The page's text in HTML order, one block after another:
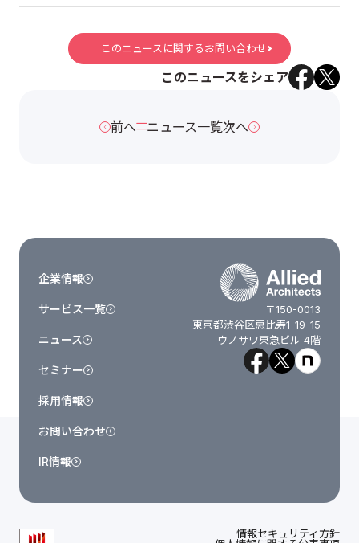
このニュースに関するお問い合わせ
このニュースをシェア
前へ ニュース一覧次へ
〒150-0013
東京都渋谷区恵比寿1-19-15
ウノサワ東急ビル 4階
企業情報
サービス一覧
ニュース
セミナー
採用情報
お問い合わせ
IR情報
情報セキュリティ方針